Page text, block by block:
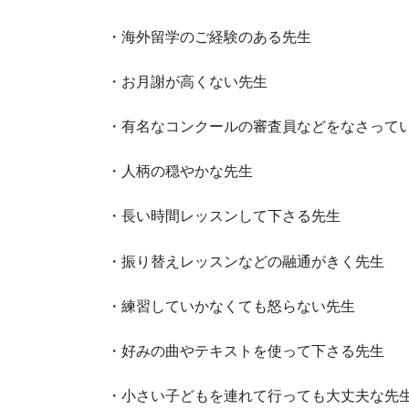
・海外留学のご経験のある先生
・お月謝が高くない先生
・有名なコンクールの審査員などをなさって
・人柄の穏やかな先生
・長い時間レッスンして下さる先生
・振り替えレッスンなどの融通がきく先生
・練習していかなくても怒らない先生
・好みの曲やテキストを使って下さる先生
・小さい子どもを連れて行っても大丈夫な先